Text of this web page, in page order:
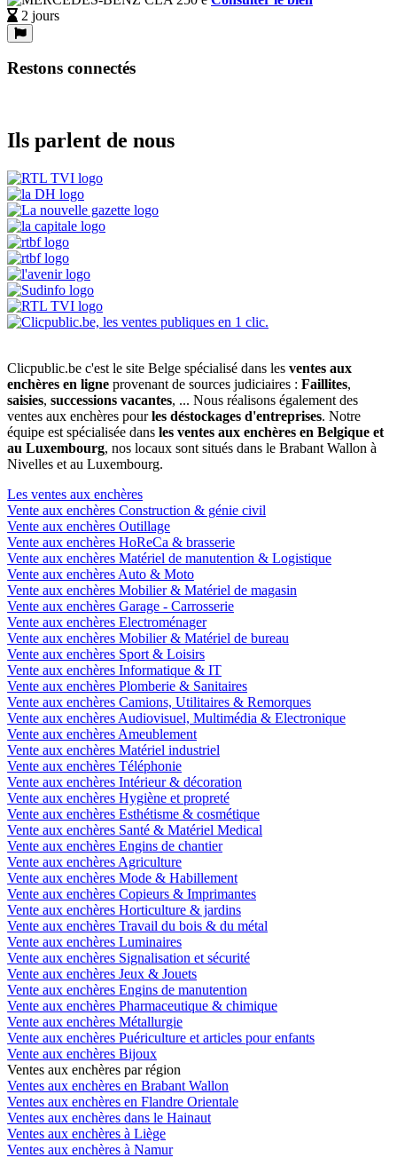
2 jours
Restons connectés
Ils parlent de nous
Clicpublic.be c'est le site Belge spécialisé dans les ventes aux
enchères en ligne provenant de sources judiciaires : Faillites,
saisies, successions vacantes, ... Nous réalisons également des
ventes aux enchères pourles déstockages d'entreprises. Notre
équipe est spécialisée dans les ventes aux enchères en Belgique et
au Luxembourg, nos locaux sont situés dans le Brabant Wallon à
Nivelles et au Luxembourg.
Les ventes aux enchères
Vente aux enchères Construction & génie civil
Vente aux enchères Outillage
Vente aux enchères HoReCa & brasserie
Vente aux enchères Matériel de manutention & Logistique
Vente aux enchères Auto & Moto
Vente aux enchères Mobilier & Matériel de magasin
Vente aux enchères Garage - Carrosserie
Vente aux enchères Electroménager
Vente aux enchères Mobilier & Matériel de bureau
Vente aux enchères Sport & Loisirs
Vente aux enchères Informatique & IT
Vente aux enchères Plomberie & Sanitaires
Vente aux enchères Camions, Utilitaires & Remorques
Vente aux enchères Audiovisuel, Multimédia & Electronique
Vente aux enchères Ameublement
Vente aux enchères Matériel industriel
Vente aux enchères Téléphonie
Vente aux enchères Intérieur & décoration
Vente aux enchères Hygiène et propreté
Vente aux enchères Esthétisme & cosmétique
Vente aux enchères Santé & Matériel Medical
Vente aux enchères Engins de chantier
Vente aux enchères Agriculture
Vente aux enchères Mode & Habillement
Vente aux enchères Copieurs & Imprimantes
Vente aux enchères Horticulture & jardins
Vente aux enchères Travail du bois & du métal
Vente aux enchères Luminaires
Vente aux enchères Signalisation et sécurité
Vente aux enchères Jeux & Jouets
Vente aux enchères Engins de manutention
Vente aux enchères Pharmaceutique & chimique
Vente aux enchères Métallurgie
Vente aux enchères Puériculture et articles pour enfants
Vente aux enchères Bijoux
Ventes aux enchères par région
Ventes aux enchères en Brabant Wallon
Ventes aux enchères en Flandre Orientale
Ventes aux enchères dans le Hainaut
Ventes aux enchères à Liège
Ventes aux enchères à Namur